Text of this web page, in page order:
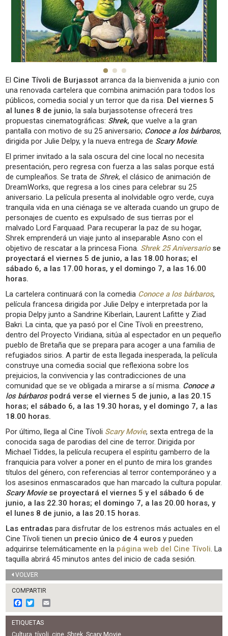
El Cine Tívoli de Burjassot arranca da la bienvenida a junio con
una renovada cartelera que combina animación para todos los
públicos, comedia social y un terror que da risa. Del viernes 5
al lunes 8 de junio, la sala burjassotense ofrecerá tres
propuestas cinematográficas: Shrek, que vuelve a la gran
pantalla con motivo de su 25 aniversario; Conoce a los bárbaros,
dirigida por Julie Delpy, y la nueva entrega de Scary Movie.
El primer invitado a la sala oscura del cine local no necesita
presentación, pero regresa con fuerza a las salas porque está
de cumpleaños. Se trata de Shrek, el clásico de animación de
DreamWorks, que regresa a los cines para celebrar su 25
aniversario. La película presenta al inolvidable ogro verde, cuya
tranquila vida en una ciénaga se ve alterada cuando un grupo de
personajes de cuento es expulsado de sus tierras por el
malvado Lord Farquaad. Para recuperar la paz de su hogar,
Shrek emprenderá un viaje junto al inseparable Asno con el
objetivo de rescatar a la princesa Fiona. Shrek 25 Aniversariose
proyectará el viernes 5 de junio, a las 18.00 horas; el
sábado 6, a las 17.00 horas, y el domingo 7, a las 16.00
horas.
La cartelera continuará con la comedia Conoce a los bárbaros,
película francesa dirigida por Julie Delpy e interpretada por la
propia Delpy junto a Sandrine Kiberlain, Laurent Lafitte y Ziad
Bakri. La cinta, que ya pasó por el Cine Tívoli en preestreno,
dentro del Proyecto Viridiana, sitúa al espectador en un pequeño
pueblo de Bretaña que se prepara para acoger a una familia de
refugiados sirios. A partir de esta llegada inesperada, la película
construye una comedia social que reflexiona sobre los
prejuicios, la convivencia y las contradicciones de una
comunidad que se ve obligada a mirarse a sí misma. Conoce a
los bárbarospodrá verse el viernes 5 de junio, a las 20.15
horas; el sábado 6, a las 19.30 horas, y el domingo 7, a las
18.00 horas.
Por último, llega al Cine Tívoli Scary Movie, sexta entrega de la
conocida saga de parodias del cine de terror. Dirigida por
Michael Tiddes, la película recupera el espíritu gamberro de la
franquicia para volver a poner en el punto de mira los grandes
títulos del género, con referencias al terror contemporáneo y a
los asesinos enmascarados que han marcado la cultura popular.
Scary Moviese proyectará el viernes 5 y el sábado 6 de
junio, a las 22.30 horas; el domingo 7, a las 20.00 horas, y
el lunes 8 de junio, a las 20.15 horas.
Las entradas para disfrutar de los estrenos más actuales en el
Cine Tívoli tienen un precio único de 4 euros y pueden
adquirirse telemáticamente en la página web del Cine Tívoli. La
taquilla abrirá 45 minutos antes del inicio de cada sesión.
VOLVER
COMPARTIR
F
a
c
e
w
i
t
m
a
ETIQUETAS